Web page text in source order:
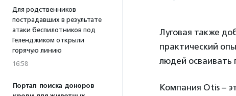
Для родственников
пострадавших в результате
атаки беспилотников под
Геленджиком открыли
горячую линию
16:58
Портал поиска доноров
Луговая также
практический
людей осваивать
Компания Otis –